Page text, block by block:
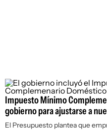
Impuesto Mínimo
gobierno para ajustarse a
El Presupuesto plantea que